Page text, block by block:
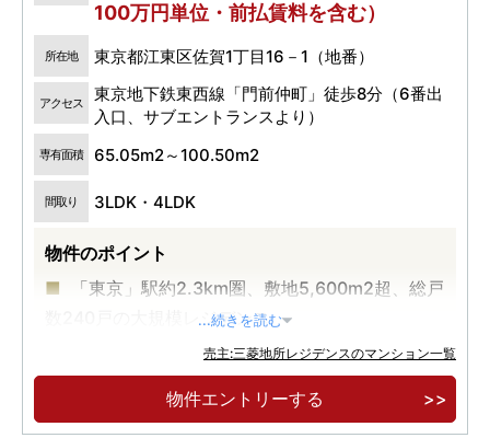
100万円単位・前払賃料を含む）
所在地 東京都江東区佐賀1丁目16－1（地番）
アクセス
東京地下鉄東西線「門前仲町」徒歩8分（6番出
入口、サブエントランスより）
専有面積 65.05m2～100.50m2
間取り 3LDK・4LDK
物件のポイント
「東京」駅約2.3km圏、敷地5,600m2超、総戸
数240戸の大規模レジデンス
東京メトロ東西線・都営大江戸線「門前仲町」
駅、東京メトロ半蔵門線「水天宮前」駅の2駅3路
...続きを読む
売主:三菱地所レジデンスのマンション一覧
物件エントリーする